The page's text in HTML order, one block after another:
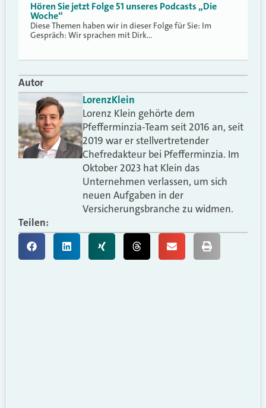
Hören Sie jetzt Folge 51 unseres Podcasts „Die
Woche“
Diese Themen haben wir in dieser Folge für Sie: Im
Gespräch: Wir sprachen mit Dirk…
Autor
LorenzKlein
Lorenz Klein gehörte dem
Pfefferminzia-Team seit 2016 an, seit
2019 war er stellvertretender
Chefredakteur bei Pfefferminzia. Im
Oktober 2023 hat Klein das
Unternehmen verlassen, um sich
neuen Aufgaben in der
Versicherungsbranche zu widmen.
Teilen: